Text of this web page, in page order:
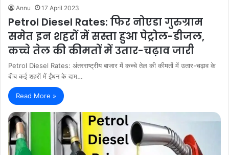
Annu 17 April 2023
Petrol Diesel Rates: फिर नोएडा गुरुग्राम
समेत इन शहरों में सस्ता हुआ पेट्रोल-डीजल,
कच्चे तेल की कीमतों में उतार-चढ़ाव जारी
Petrol Diesel Rates: अंतरराष्ट्रीय बाजार में कच्चे तेल की कीमतों में उतार-चढ़ाव के
बीच कई शहरों में ईंधन के दाम…
Read More »